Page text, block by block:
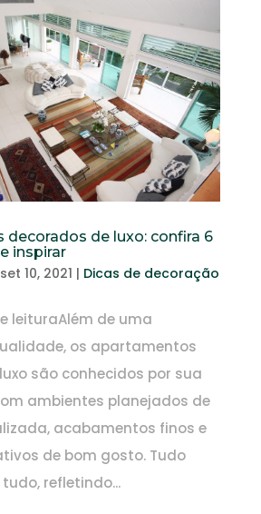
de luxo: confira 6
inspirar
set 10, 2021 | Dicas de decoração
leituraAlém de uma
os apartamentos
são conhecidos por sua
ambientes planejados de
acabamentos finos e
de bom gosto. Tudo
refletindo...